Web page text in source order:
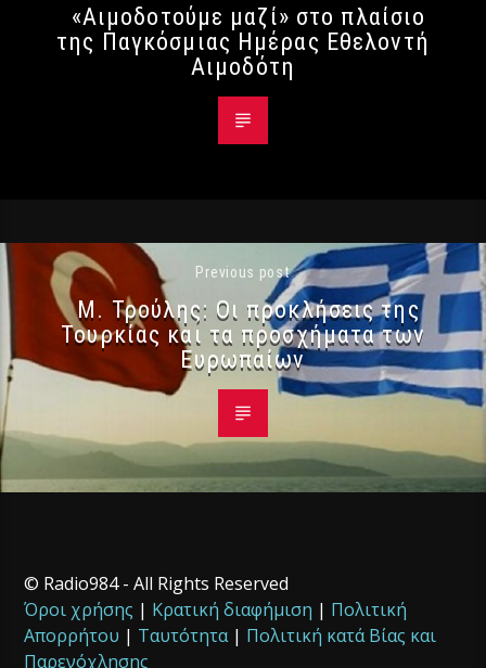
«Αιμοδοτούμε μαζί» στο πλαίσιο
της Παγκόσμιας Ημέρας Εθελοντή
Αιμοδότη
Previous post
Μ. Τρούλης: Οι προκλήσεις της
Τουρκίας και τα προσχήματα των
Ευρωπαίων
© Radio984 - All Rights Reserved
Όροι χρήσης | Κρατική διαφήμιση | Πολιτική
Απορρήτου | Ταυτότητα| Πολιτική κατά Βίας και
Παρενόχλησης